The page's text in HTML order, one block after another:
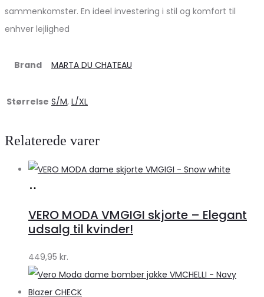
sammenkomster. En ideel investering i stil og komfort til
enhver lejlighed
Brand MARTA DU CHATEAU
Størrelse S/M, L/XL
Relaterede varer
Klædeskabet.dk
VERO MODA VMGIGI skjorte – Elegant
udsalg til kvinder!
449,95 kr.